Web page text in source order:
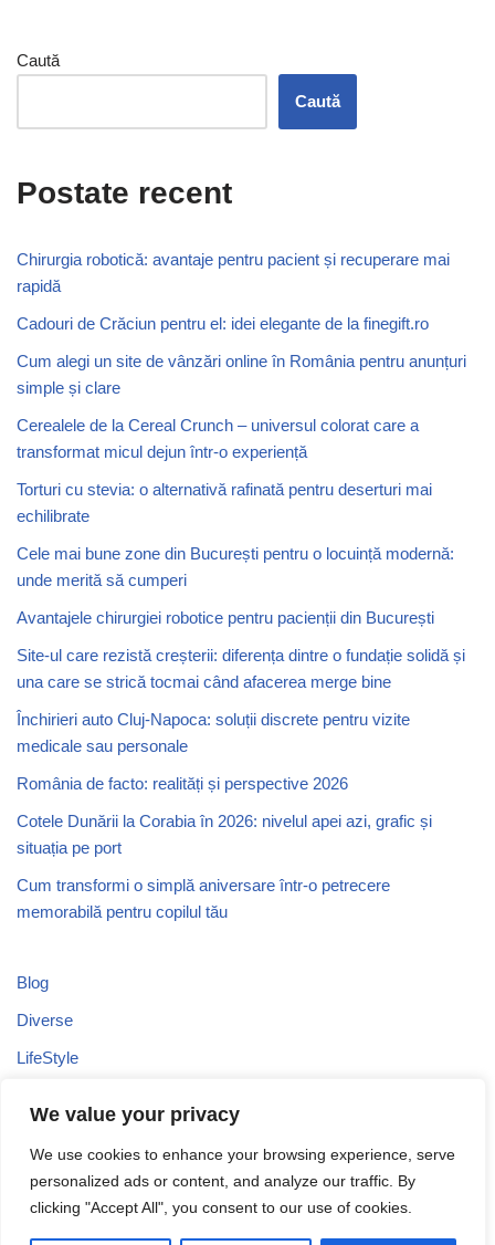
We value your privacy
We use cookies to enhance your browsing experience, serve
personalized ads or content, and analyze our traffic. By
clicking "Accept All", you consent to our use of cookies.
Caută
Caută
Postate recent
Chirurgia robotică: avantaje pentru pacient și recuperare mai
rapidă
Cadouri de Crăciun pentru el: idei elegante de la finegift.ro
Cum alegi un site de vânzări online în România pentru anunțuri
simple și clare
Cerealele de la Cereal Crunch – universul colorat care a
transformat micul dejun într-o experiență
Torturi cu stevia: o alternativă rafinată pentru deserturi mai
echilibrate
Cele mai bune zone din București pentru o locuință modernă:
unde merită să cumperi
Avantajele chirurgiei robotice pentru pacienții din București
Site-ul care rezistă creșterii: diferența dintre o fundație solidă și
una care se strică tocmai când afacerea merge bine
Închirieri auto Cluj-Napoca: soluții discrete pentru vizite
medicale sau personale
România de facto: realități și perspective 2026
Cotele Dunării la Corabia în 2026: nivelul apei azi, grafic și
situația pe port
Cum transformi o simplă aniversare într-o petrecere
memorabilă pentru copilul tău
Blog
Diverse
LifeStyle
Uncategorized